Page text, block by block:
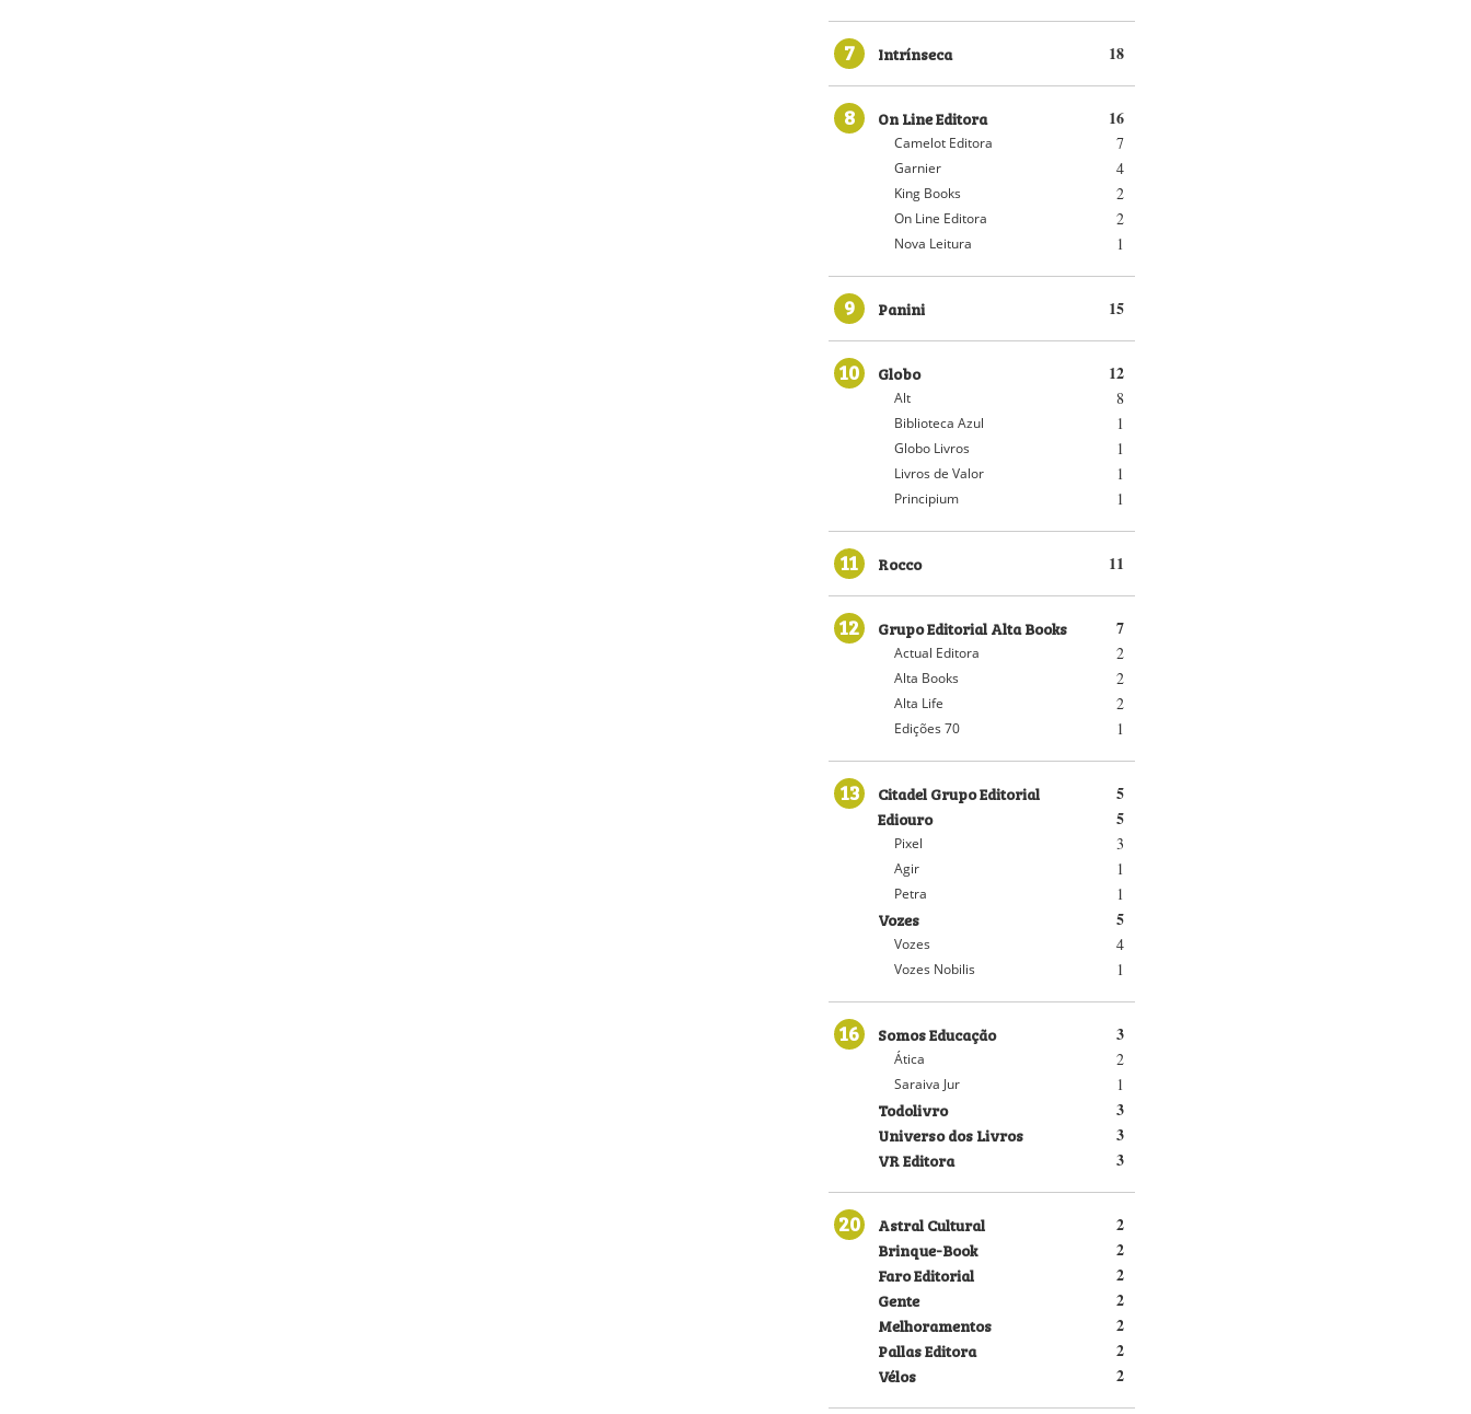
7 18
Intrínseca
8 16
On Line Editora
7
Camelot Editora
4
Garnier
2
King Books
2
On Line Editora
1
Nova Leitura
9 15
Panini
10 12
Globo
8
Alt
1
Biblioteca Azul
1
Globo Livros
1
Livros de Valor
1
Principium
11 11
Rocco
12 7
Grupo Editorial Alta Books
2
Actual Editora
2
Alta Books
2
Alta Life
1
Edições 70
13 5
Citadel Grupo Editorial
5
Ediouro
3
Pixel
1
Agir
1
Petra
5
Vozes
4
Vozes
1
Vozes Nobilis
16 3
Somos Educação
2
Ática
1
Saraiva Jur
3
Todolivro
3
Universo dos Livros
3
VR Editora
20 2
Astral Cultural
2
Brinque-Book
2
Faro Editorial
2
Gente
2
Melhoramentos
2
Pallas Editora
2
Vélos